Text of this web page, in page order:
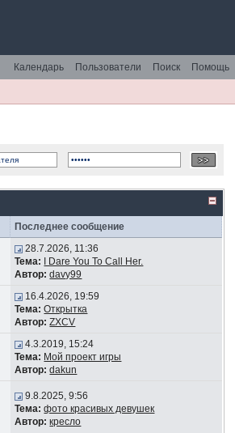
Помощь
Поиск
Пользователи
Календарь
Последнее сообщение
28.7.2026, 11:36
Тема:
I Dare You To Call Her.
Автор: davy99
16.4.2026, 19:59
Тема: Открытка
Автор: ZXCV
4.3.2019, 15:24
Тема: Мой проект игры
Автор: dakun
9.8.2025, 9:56
Тема: фото красивых девушек
Автор: кресло